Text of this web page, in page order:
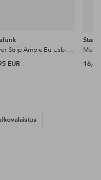
Power Strip Ampie Eu Usb-A /Usb-C
EUR
Star
16,49